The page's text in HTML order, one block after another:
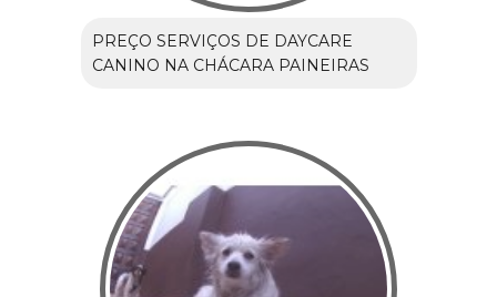
PREÇO SERVIÇOS DE DAYCARE
CANINO NA CHÁCARA PAINEIRAS